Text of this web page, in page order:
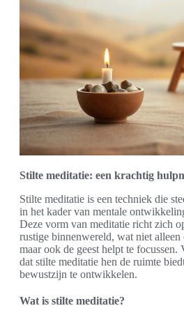
Stilte meditatie: een krachtig
Stilte meditatie is een techniek die
in het kader van mentale
Deze vorm van meditatie richt zich
rustige binnenwereld, wat niet alleen
maar ook de geest helpt te focussen.
dat stilte meditatie hen de ruimte
bewustzijn te ontwikkelen.
Wat is stilte meditatie?